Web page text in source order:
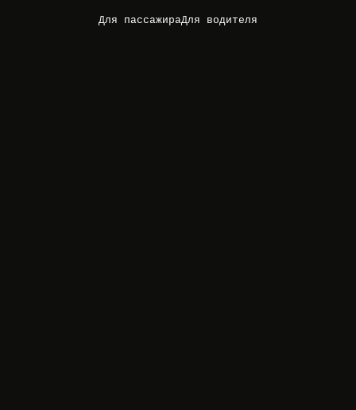
Для пассажираДля водителя